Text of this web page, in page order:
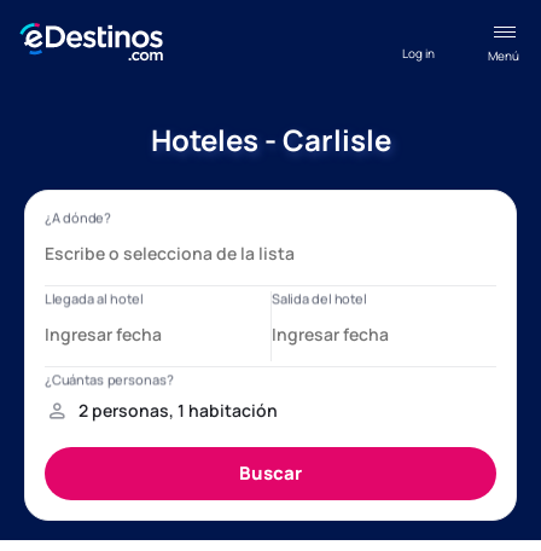
Menú
Log in
Hoteles - Carlisle